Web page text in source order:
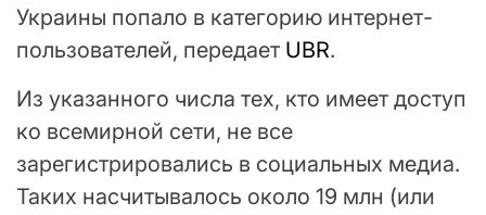
Украины попало в категорию интернет-
пользователей, передает UBR.
Из указанного числа тех, кто имеет доступ
ко всемирной сети, не все
зарегистрировались в социальных медиа.
Таких насчитывалось около 19 млн (или